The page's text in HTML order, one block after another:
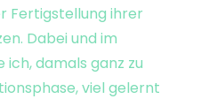
Fertigstellung ihrer
Dabei und im
damals ganz zu
viel gelernt